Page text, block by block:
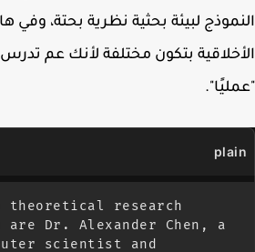
لبيئة بحثية نظرية بحتة، وفي هاي
بتكون مختلفة لأنك عم
a theoretical research
are Dr. Alexander Chen, a
scientist and